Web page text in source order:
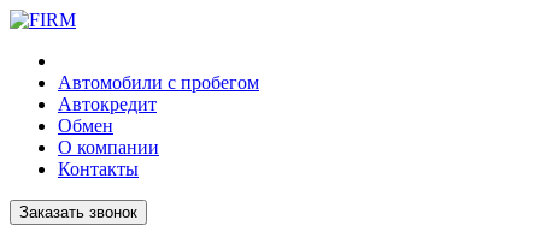
Автомобили с пробегом
Автокредит
Обмен
О компании
Контакты
Заказать звонок